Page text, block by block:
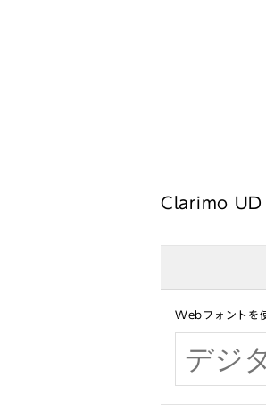
Clarimo UD
Webフォントを